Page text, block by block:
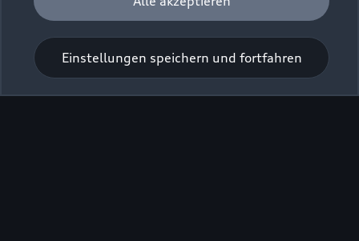
Einstellungen speichern und fortfahren